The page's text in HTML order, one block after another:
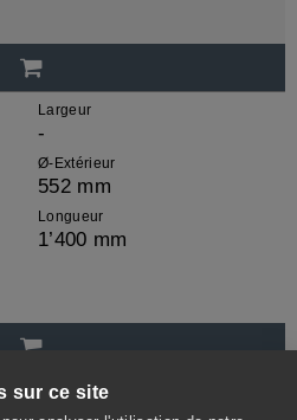
sur ce site
Largeur
-
Ø-Extérieur
552 mm
Longueur
1’400 mm